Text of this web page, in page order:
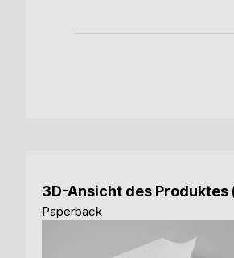
3D-Ansicht des
Paperback